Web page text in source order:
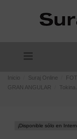
Inicio Suraj Online
GRAN ANGULAR
¡Disponible sólo en